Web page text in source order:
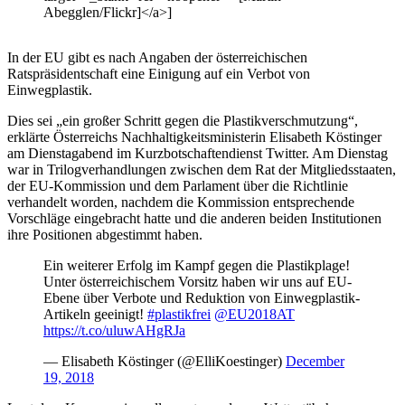
Abegglen/Flickr]</a>]
In der EU gibt es nach Angaben der österreichischen
Ratspräsidentschaft eine Einigung auf ein Verbot von
Einwegplastik.
Dies sei „ein großer Schritt gegen die Plastikverschmutzung“,
erklärte Österreichs Nachhaltigkeitsministerin Elisabeth Köstinger
am Dienstagabend im Kurzbotschaftendienst Twitter. Am Dienstag
war in Trilogverhandlungen zwischen dem Rat der Mitgliedsstaaten,
der EU-Kommission und dem Parlament über die Richtlinie
verhandelt worden, nachdem die Kommission entsprechende
Vorschläge eingebracht hatte und die anderen beiden Institutionen
ihre Positionen abgestimmt haben.
Ein weiterer Erfolg im Kampf gegen die Plastikplage!
Unter österreichischem Vorsitz haben wir uns auf EU-
Ebene über Verbote und Reduktion von Einwegplastik-
Artikeln geeinigt! #plastikfrei @EU2018AT
https://t.co/uluwAHgRJa
— Elisabeth Köstinger (@ElliKoestinger) December
19, 2018